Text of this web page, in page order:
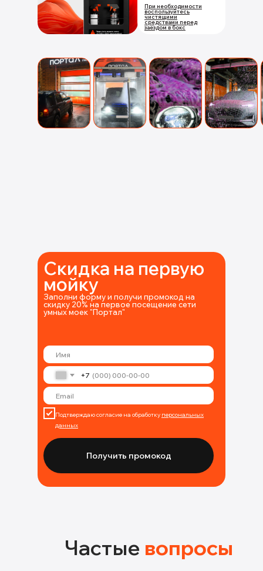
При необходимости
воспользуйтесь
чистящими
средствами перед
заездом в бокс
Скидка на первую
мойку
Заполни форму и получи промокод на
скидку 20% на первое посещение сети
умных моек "Портал"
Получить промокод
+7
Подтверждаю согласие на обработку персональных
данных
Частые вопросы